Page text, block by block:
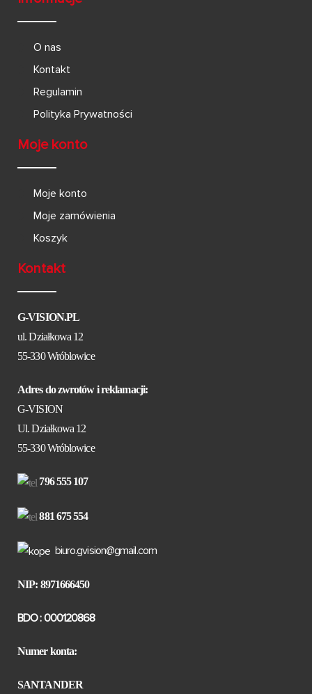
O nas
Kontakt
Regulamin
Polityka Prywatności
Moje konto
Moje konto
Moje zamówienia
Koszyk
Kontakt
G-VISION.PL
ul. Działkowa 12
55-330 Wróblowice
Adres do zwrotów i reklamacji:
G-VISION
Ul. Działkowa 12
55-330 Wróblowice
796 555 107
881 675 554
biuro.gvision@gmail.com
NIP: 8971666450
BDO : 000120868
Numer konta:
SANTANDER